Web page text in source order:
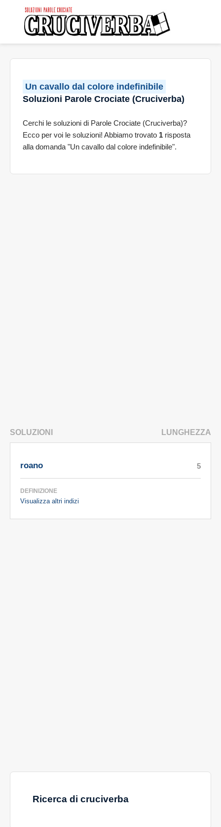
Un cavallo dal colore indefinibile
Soluzioni Parole Crociate (Cruciverba)
Cerchi le soluzioni di Parole Crociate (Cruciverba)?
Ecco per voi le soluzioni! Abbiamo trovato 1 risposta
alla domanda "Un cavallo dal colore indefinibile".
SOLUZIONI LUNGHEZZA
roano
DEFINIZIONE
Visualizza altri indizi
5
Ricerca di cruciverba